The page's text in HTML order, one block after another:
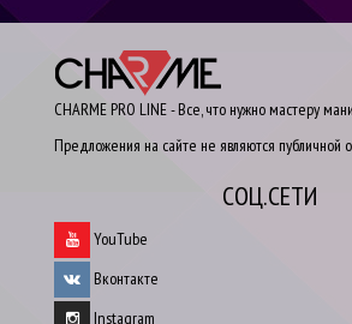
CHARME PRO LINE - Все, что нужно мастеру
Предложения на сайте не являются публичной
СОЦ.СЕТИ
YouTube
Вконтакте
Instagram